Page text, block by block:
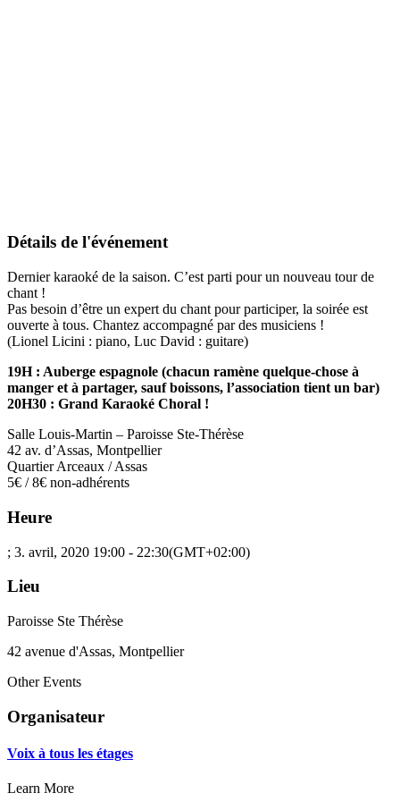
Détails de l'événement
Dernier karaoké de la saison. C’est parti pour un nouveau tour de
chant !
Pas besoin d’être un expert du chant pour participer, la soirée est
ouverte à tous. Chantez accompagné par des musiciens !
(Lionel Licini : piano, Luc David : guitare)
19H : Auberge espagnole (chacun ramène quelque-chose à
manger et à partager, sauf boissons, l’association tient un bar)
20H30 : Grand Karaoké Choral !
Salle Louis-Martin – Paroisse Ste-Thérèse
42 av. d’Assas, Montpellier
Quartier Arceaux / Assas
5€ / 8€ non-adhérents
Heure
; 3. avril, 2020 19:00 - 22:30(GMT+02:00)
Lieu
Paroisse Ste Thérèse
42 avenue d'Assas, Montpellier
Other Events
Organisateur
Voix à tous les étages
Learn More